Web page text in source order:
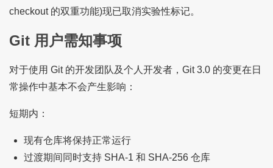
checkout 的双重功能)现已取消实验性标记。
Git 用户需知事项
对于使用 Git 的开发团队及个人开发者，Git 3.0 的变更在日
常操作中基本不会产生影响：
短期内：
现有仓库将保持正常运行
过渡期间同时支持 SHA-1 和 SHA-256 仓库